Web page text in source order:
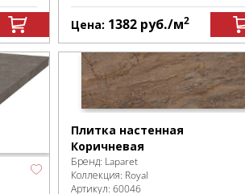
Цена: 1382 руб./м2
Плитка настенная
Коричневая
Бренд: Laparet
Коллекция: Royal
Артикул:60046